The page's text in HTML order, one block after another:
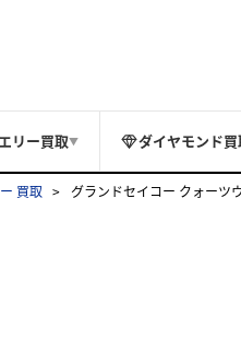
リー買取▼ ダイヤモンド買
買取 グランドセイコー クォーツ